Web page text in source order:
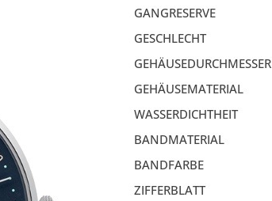
GANGRESERVE
GESCHLECHT
GEHÄUSEDURCHMESSER
GEHÄUSEMATERIAL
WASSERDICHTHEIT
BANDMATERIAL
BANDFARBE
ZIFFERBLATT